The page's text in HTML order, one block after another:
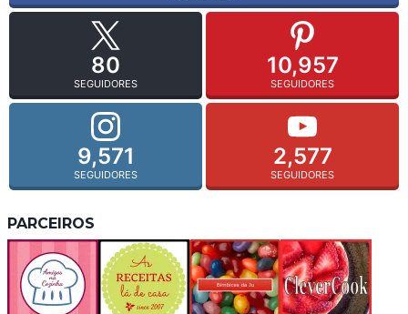
80
SEGUIDORES
10,957
SEGUIDORES
9,571
SEGUIDORES
2,577
SEGUIDORES
PARCEIROS